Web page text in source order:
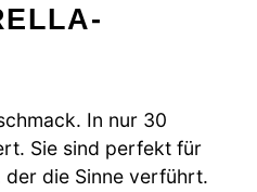
In nur 30
Sie sind perfekt für
der die Sinne verführt.